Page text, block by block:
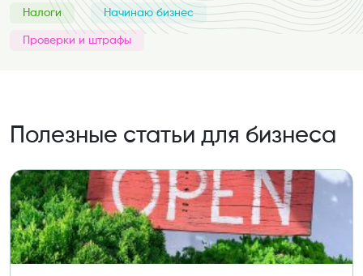
Налоги Начинаю бизнес
Проверки и штрафы
Полезные статьи для бизнеса